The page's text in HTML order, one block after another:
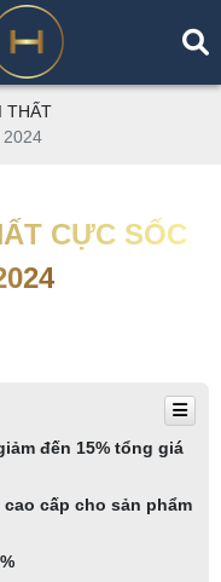
THẤT
2024
CỰC SỐC
đến 15% tổng giá
cấp cho sản phẩm